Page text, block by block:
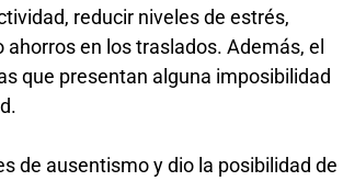
reducir niveles de estrés,
en los traslados. Además, el
que presentan alguna imposibilidad
de ausentismo y dio la posibilidad de